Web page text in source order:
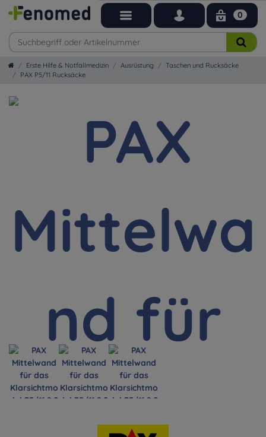
0
Erste Hilfe & Notfallmedizin Ausrüstung
Taschen und Rucksäcke
PAX P5/11 Rucksäcke